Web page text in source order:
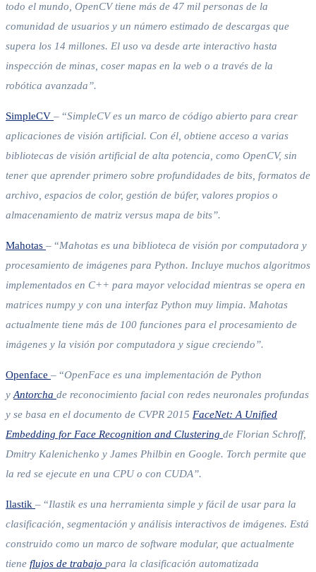
todo el mundo, OpenCV tiene más de 47 mil personas de la
comunidad de usuarios y un número estimado de descargas que
supera los 14 millones. El uso va desde arte interactivo hasta
inspección de minas, coser mapas en la web o a través de la
robótica avanzada”.
SimpleCV – “SimpleCV es un marco de código abierto para crear
aplicaciones de visión artificial. Con él, obtiene acceso a varias
bibliotecas de visión artificial de alta potencia, como OpenCV, sin
tener que aprender primero sobre profundidades de bits, formatos de
archivo, espacios de color, gestión de búfer, valores propios o
almacenamiento de matriz versus mapa de bits”.
Mahotas – “Mahotas es una biblioteca de visión por computadora y
procesamiento de imágenes para Python. Incluye muchos algoritmos
implementados en C++ para mayor velocidad mientras se opera en
matrices numpy y con una interfaz Python muy limpia. Mahotas
actualmente tiene más de 100 funciones para el procesamiento de
imágenes y la visión por computadora y sigue creciendo”.
Openface – “OpenFace es una implementación de Python
y Antorcha de reconocimiento facial con redes neuronales profundas
y se basa en el documento de CVPR 2015 FaceNet: A Unified
Embedding for Face Recognition and Clustering de Florian Schroff,
Dmitry Kalenichenko y James Philbin en Google. Torch permite que
la red se ejecute en una CPU o con CUDA”.
Ilastik – “Ilastik es una herramienta simple y fácil de usar para la
clasificación, segmentación y análisis interactivos de imágenes. Está
construido como un marco de software modular, que actualmente
tiene flujos de trabajo para la clasificación automatizada